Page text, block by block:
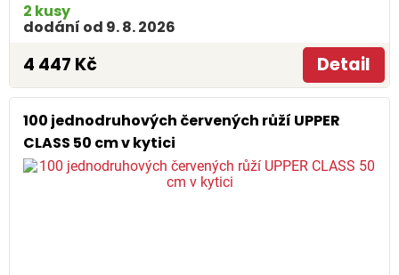
2 kusy
dodání od 9. 8. 2026
4 447 Kč Detail
100 jednodruhových červených růží UPPER
CLASS 50 cm v kytici